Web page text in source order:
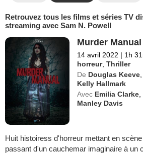
Retrouvez tous les films et séries TV
streaming avec Sam N. Powell
Murder Manual
14 avril 2022 | 1h
horreur,Thriller
De Douglas Keeve
Kelly Hallmark
Avec Emilia Clarke
Manley Davis
Huit histoiress d'horreur mettant en
passant d'un cauchemar imaginaire à un